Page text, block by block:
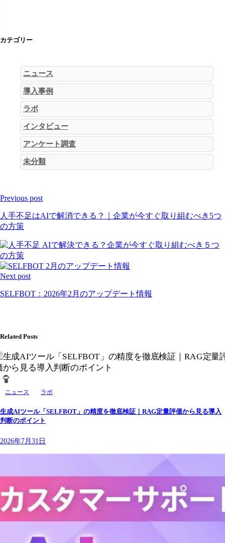
カテゴリー
ニュース
導入事例
ラボ
インタビュー
アンケート調査
未分類
Previous post
人手不足はAIで解消できる？｜企業が今すぐ取り組むべき5つ
の方策
Next post
SELFBOT：2026年2月のアップデート情報
Related Posts
ニュース ラボ
生成AIツール「SELFBOT」の精度を徹底検証｜RAG定量評価から見る導入
判断のポイント
2026年7月31日